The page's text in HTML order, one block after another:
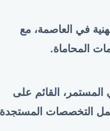
في العاصمة، مع
المحاماة.
المستمر، القائم على
التخصصات المستجدة